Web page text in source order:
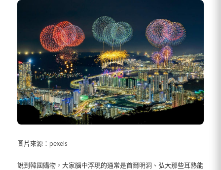
圖片來源：pexels
說到韓國購物，大家腦中浮現的通常是首爾明洞、弘大那些耳熟能